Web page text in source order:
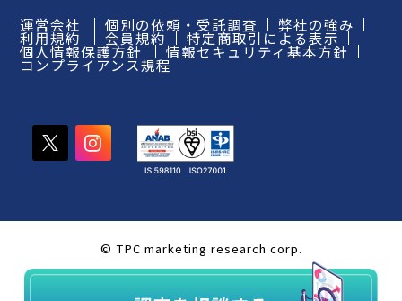
運営会社 個別の依頼・受託調査 弊社の強み
利用規約 会員規約 特定商取引による表示
個人情報保護方針 情報セキュリティ基本方針
コンプライアンス規程
© TPC marketing research corp.